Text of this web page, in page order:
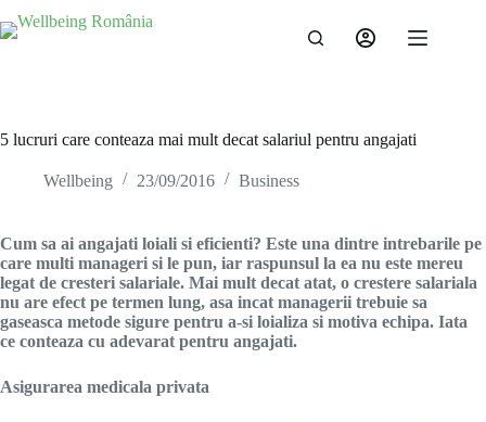
5 lucruri care conteaza mai mult decat salariul pentru angajati
Wellbeing 23/09/2016 Business
Cum sa ai angajati loiali si eficienti? Este una dintre intrebarile pe
care multi manageri si le pun, iar raspunsul la ea nu este mereu
legat de cresteri salariale. Mai mult decat atat, o crestere salariala
nu are efect pe termen lung, asa incat managerii trebuie sa
gaseasca metode sigure pentru a-si loializa si motiva echipa. Iata
ce conteaza cu adevarat pentru angajati.
Asigurarea medicala privata